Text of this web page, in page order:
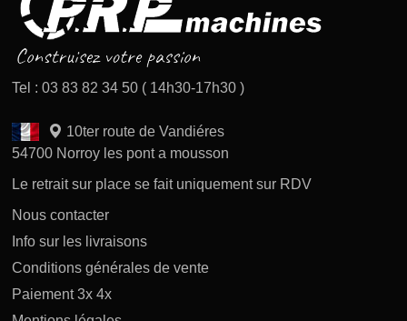
Tel : 03 83 82 34 50 ( 14h30-17h30 )
10ter route de Vandiéres
54700 Norroy les pont a mousson
Le retrait sur place se fait uniquement sur RDV
Nous contacter
Info sur les livraisons
Conditions générales de vente
Paiement 3x 4x